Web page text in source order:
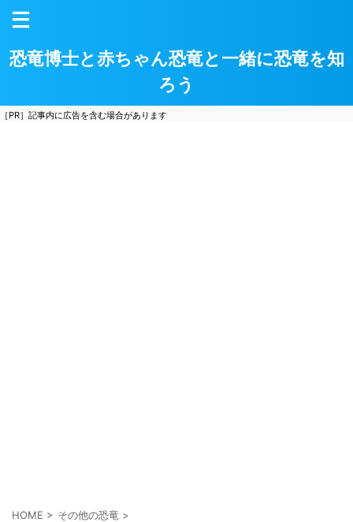
恐竜博士と赤ちゃん恐竜と一緒に恐竜を知
ろう
［PR］記事内に広告を含む場合があります
HOME > その他の恐竜 >